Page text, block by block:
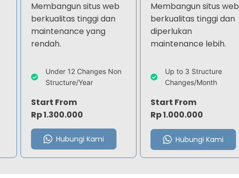
Membangun situs web
berkualitas tinggi dan
maintenance yang
rendah.
Under 12 Changes Non
Structure/Year
Start From
Rp 1.300.000
Hubungi Kami
Membangun situs web
berkualitas tinggi dan
diperlukan
maintenance lebih.
Up to 3 Structure
Changes/Month
Start From
Rp 1.000.000
Hubungi Kami